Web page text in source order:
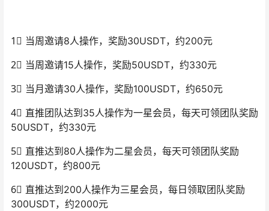
1⃣ 当周邀请8人操作，奖励30USDT，约200元
2⃣ 当周邀请15人操作，奖励50USDT，约330元
3⃣ 当月邀请30人操作，奖励100USDT，约650元
4⃣ 直推团队达到35人操作为一星会员，每天可领团队奖励
50USDT，约330元
5⃣ 直推达到80人操作为二星会员，每天可领团队奖励
120USDT，约800元
6⃣ 直推达到200人操作为三星会员，每日领取团队奖励
300USDT，约2000元